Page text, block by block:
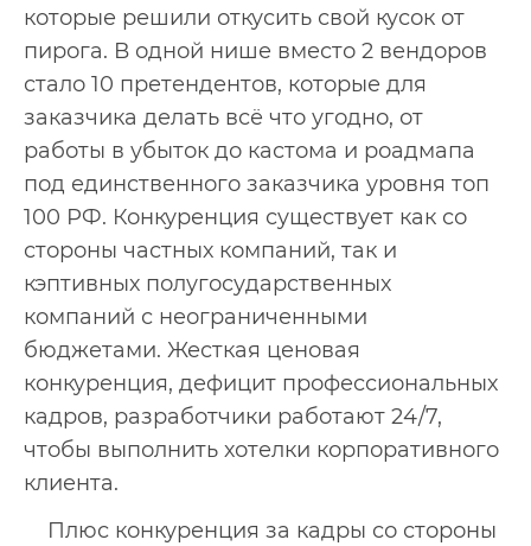
которые решили откусить свой кусок от
пирога. В одной нише вместо 2 вендоров
стало 10 претендентов, которые для
заказчика делать всё что угодно, от
работы в убыток до кастома и роадмапа
под единственного заказчика уровня топ
100 РФ. Конкуренция существует как со
стороны частных компаний, так и
кэптивных полугосударственных
компаний с неограниченными
бюджетами. Жесткая ценовая
конкуренция, дефицит профессиональных
кадров, разработчики работают 24/7,
чтобы выполнить хотелки корпоративного
клиента.
Плюс конкуренция за кадры со стороны